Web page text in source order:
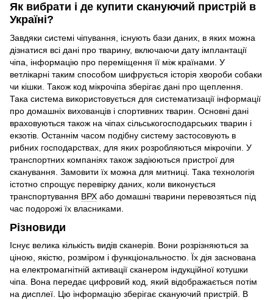
Як вибрати і де купити скануючий пристрій в
Україні?
Завдяки системі чіпування, існують бази даних, в яких можна
дізнатися всі дані про тварину, включаючи дату імплантації
чіпа, інформацію про переміщення її між країнами. У
ветлікарні таким способом шифрується історія хвороби собаки
чи кішки. Також код мікрочіпа зберігає дані про щеплення.
Така система використовується для систематизації інформації
про домашніх вихованців і спортивних тварин. Основні дані
враховуються також на чіпах сільськогосподарських тварин і
екзотів. Останнім часом подібну систему застосовують в
рибних господарствах, для яких розробляються мікрочіпи. У
транспортних компаніях також задіюються пристрої для
сканування. Замовити їх можна для митниці. Така технологія
істотно спрощує перевірку даних, коли виконується
транспортування ВРХ або домашні тварини перевозяться під
час подорожі їх власниками.
Різновиди
Існує велика кількість видів сканерів. Вони розрізняються за
ціною, якістю, розміром і функціональностю. Їх дія заснована
на електромагнітній активації сканером індукційної котушки
чіпа. Вона передає цифровий код, який відображається потім
на дисплеї. Цю інформацію зберігає скануючий пристрій. В